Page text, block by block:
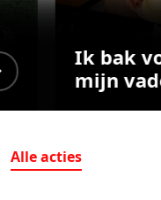
Ik bak
mijn
Alleacties